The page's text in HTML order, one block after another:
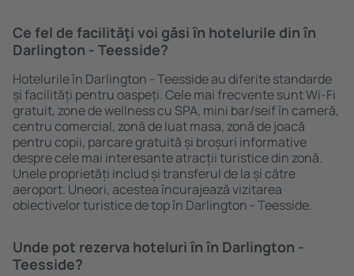
Ce fel de facilităţi voi găsi ȋn hotelurile din în
Darlington - Teesside?
Hotelurile în Darlington - Teesside au diferite standarde
și facilități pentru oaspeți. Cele mai frecvente sunt Wi-Fi
gratuit, zone de wellness cu SPA, mini bar/seif în cameră,
centru comercial, zonă de luat masa, zonă de joacă
pentru copii, parcare gratuită și broșuri informative
despre cele mai interesante atracții turistice din zonă.
Unele proprietăți includ și transferul de la și către
aeroport. Uneori, acestea încurajează vizitarea
obiectivelor turistice de top în Darlington - Teesside.
Unde pot rezerva hoteluri ȋn în Darlington -
Teesside?